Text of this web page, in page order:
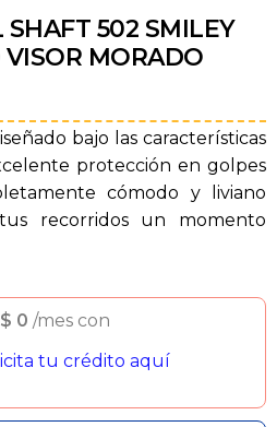
SHAFT 502 SMILEY
MORADO
bajo las características
protección en golpes
cómodo y liviano
recorridos un momento
$ 0 /mes con
tu crédito aquí